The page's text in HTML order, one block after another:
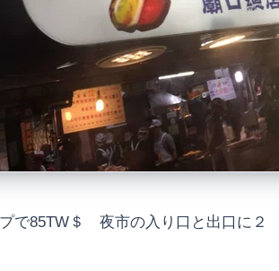
で85TW＄ 夜市の入り口と出口に２